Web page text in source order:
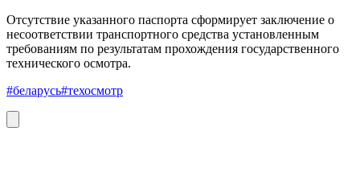
Отсутствие указанного паспорта сформирует заключение о
несоответствии транспортного средства установленным
требованиям по результатам прохождения государственного
технического осмотра.
#беларусь#техосмотр